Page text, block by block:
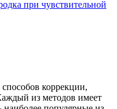
при чувствительной
коррекции,
из методов имеет